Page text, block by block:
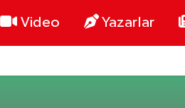
Video Yazarlar